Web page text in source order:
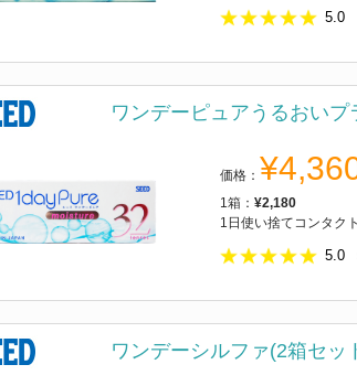
5.0
ワンデーピュアうるおいプ
価格：
1箱： ¥2,180
1日使い捨てコンタク
5.0
ワンデーシルファ(2箱セッ